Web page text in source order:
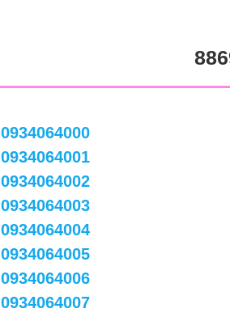
0934064000
0934064001
0934064002
0934064003
0934064004
0934064005
0934064006
0934064007